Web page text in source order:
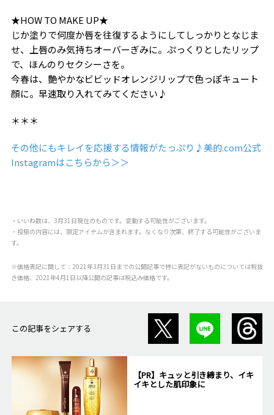
★HOW TO MAKE UP★
じか塗りで何度か唇を往復するようにしてしっかりとなじま
せ、上唇のみ気持ちオーバーぎみに。ぷっくりとしたリップ
で、ほんのりセクシーさを。
今春は、艶やかなビビッドオレンジリップで色っぽキュート
顔に。早速取り入れてみてください♪
＊＊＊
その他にもキレイを応援する情報がたっぷり♪美的.com公式
Instagramはこちらから＞＞
・いいね数は、3月31日現在のものです。変動する可能性がございます。
・投稿の内容には、限定アイテムが含まれます。なくなり次第、終了する可能性がございま
す。
※価格表記に関して：2021年3月31日までの公開記事で特に表記がないものについては税抜
き価格、2021年4月1日以降公開の記事は税込み価格です。
この記事をシェアする
【PR】キュッと引き締まり、イキ
イキとした肌印象に